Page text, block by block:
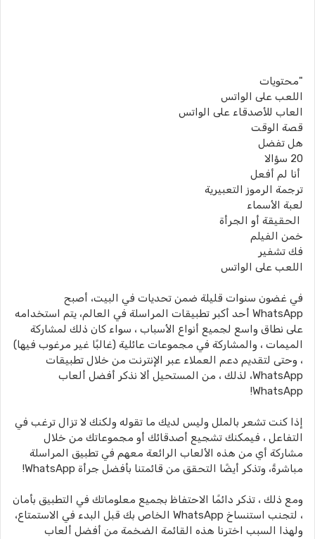
"محتويات
اللعب على الواتس
العاب للأصدقاء على الواتس
قصة الوقت
هل تفضل
20 سؤالا
أنا لم أفعل
ترجمة الرموز التعبيرية
لعبة الأسماء
الحقيقة أو الجرأة
خمن الفيلم
فك تشفير
اللعب على الواتس
في غضون سنوات قليلة ضمن تحديات في البيت، أصبح
WhatsApp أحد أكبر تطبيقات المراسلة في العالم، يتم استخدامه
على نطاق واسع لجميع أنواع الأسباب ، سواء كان ذلك لمشاركة
الميمات ، والمشاركة في مجموعات عائلية (غالبًا غير مرغوب فيها)
، وحتى لتقديم دعم العملاء عبر الإنترنت من خلال تطبيقات
WhatsApp، لذلك ، من المستحيل ألا نذكر أفضل ألعاب
WhatsApp!
إذا كنت تشعر بالملل وليس لديك ما تقوله ولكنك لا تزال ترغب في
التفاعل ، فيمكنك تشجيع أصدقائك أو مجموعاتك من خلال
مشاركة أي من هذه الألعاب الرائعة معهم في تطبيق المراسلة
مباشرةً، وتذكر أيضًا التحقق من قائمتنا بأفضل جرأة WhatsApp!
ومع ذلك ، تذكر دائمًا الاحتفاظ بجميع معلوماتك في التطبيق بأمان
، لتجنب استنساخ WhatsApp الخاص بك قبل البدء في الاستمتاع،
ولهذا السبب اخترنا هذه القائمة الضخمة من أفضل ألعاب